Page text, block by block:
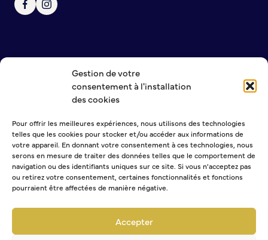
Gestion de votre
consentement à l'installation
des cookies
Pour offrir les meilleures expériences, nous utilisons des technologies
telles que les cookies pour stocker et/ou accéder aux informations de
votre appareil. En donnant votre consentement à ces technologies, nous
serons en mesure de traiter des données telles que le comportement de
navigation ou des identifiants uniques sur ce site. Si vous n'acceptez pas
ou retirez votre consentement, certaines fonctionnalités et fonctions
pourraient être affectées de manière négative.
Accepter
NOUS CONTACTER
MENTIONS LÉGALES
POLITIQUE DE CONFIDENTIALITÉ
NEWSLETTER
Abonnement Agenda